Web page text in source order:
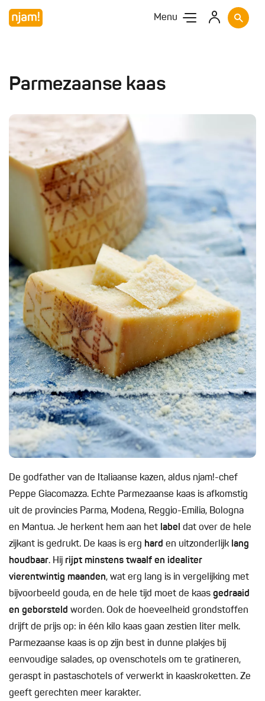
Menu
Parmezaanse kaas
De godfather van de Italiaanse kazen, aldus njam!-chef
Peppe Giacomazza. Echte Parmezaanse kaas is afkomstig
uit de provincies Parma, Modena, Reggio-Emilia, Bologna
en Mantua. Je herkent hem aan het label dat over de hele
zijkant is gedrukt. De kaas is erg hard en uitzonderlijk lang
houdbaar. Hij rijpt minstens twaalf en idealiter
vierentwintig maanden, wat erg lang is in vergelijking met
bijvoorbeeld gouda, en de hele tijd moet de kaas gedraaid
en geborsteld worden. Ook de hoeveelheid grondstoffen
drijft de prijs op: in één kilo kaas gaan zestien liter melk.
Parmezaanse kaas is op zijn best in dunne plakjes bij
eenvoudige salades, op ovenschotels om te gratineren,
geraspt in pastaschotels of verwerkt in kaaskroketten. Ze
geeft gerechten meer karakter.